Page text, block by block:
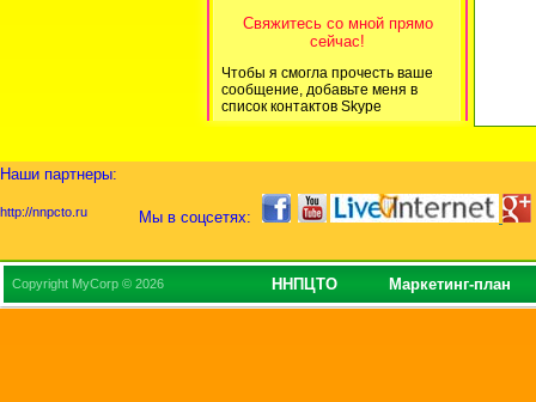
Свяжитесь со мной прямо
сейчас!
Чтобы я смогла прочесть ваше
сообщение, добавьте меня в
список контактов Skype
Наши партнеры:
Мы в соцсетях:
http://nnpcto.ru
Copyright MyCorp © 2026 ННПЦТО Маркетинг-план